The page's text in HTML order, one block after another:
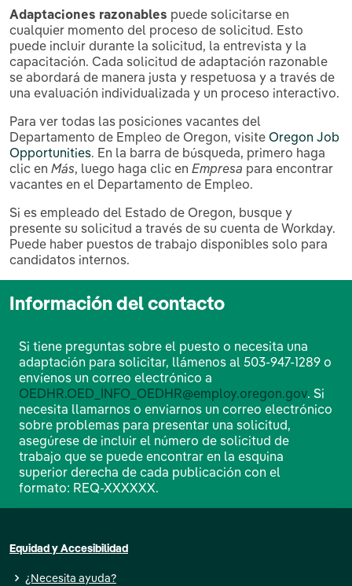
Adaptaciones razonables puede solicitarse en
cualquier momento del proceso de solicitud. Esto
puede incluir durante la solicitud, la entrevista y la
capacitación. Cada solicitud de adaptación razonable
se abordará de manera justa y respetuosa y a través de
una evaluación individualizada y un proceso interactivo.
Para ver todas las posiciones vacantes del
Departamento de Empleo de Oregon, visite Oregon Job
Opportunities. En la barra de búsqueda, primero haga
clic en Más, luego haga clic en Empresa para encontrar
vacantes en el Departamento de Empleo.
Si es empleado del Estado de Oregon, busque y
presente su solicitud a través de su cuenta de Workday.
Puede haber puestos de trabajo disponibles solo para
candidatos internos.
Información del contacto
Si tiene preguntas sobre el puesto o necesita una
adaptación para solicitar, llámenos al 503-947-1289 o
envíenos un correo electrónico a
OEDHR.OED_INFO_OEDHR@employ.oregon.gov. Si
necesita llamarnos o enviarnos un correo electrónico
sobre problemas para presentar una solicitud,
asegúrese de incluir el número de solicitud de
trabajo que se puede encontrar en la esquina
superior derecha de cada publicación con el
formato: REQ-XXXXXX.
Equidad y Accesibilidad
¿Necesita ayuda?